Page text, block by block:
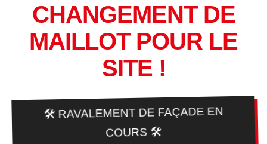
CHANGEMENT DE
MAILLOT POUR LE
SITE !
🛠️ RAVALEMENT DE FAÇADE EN
COURS 🛠️